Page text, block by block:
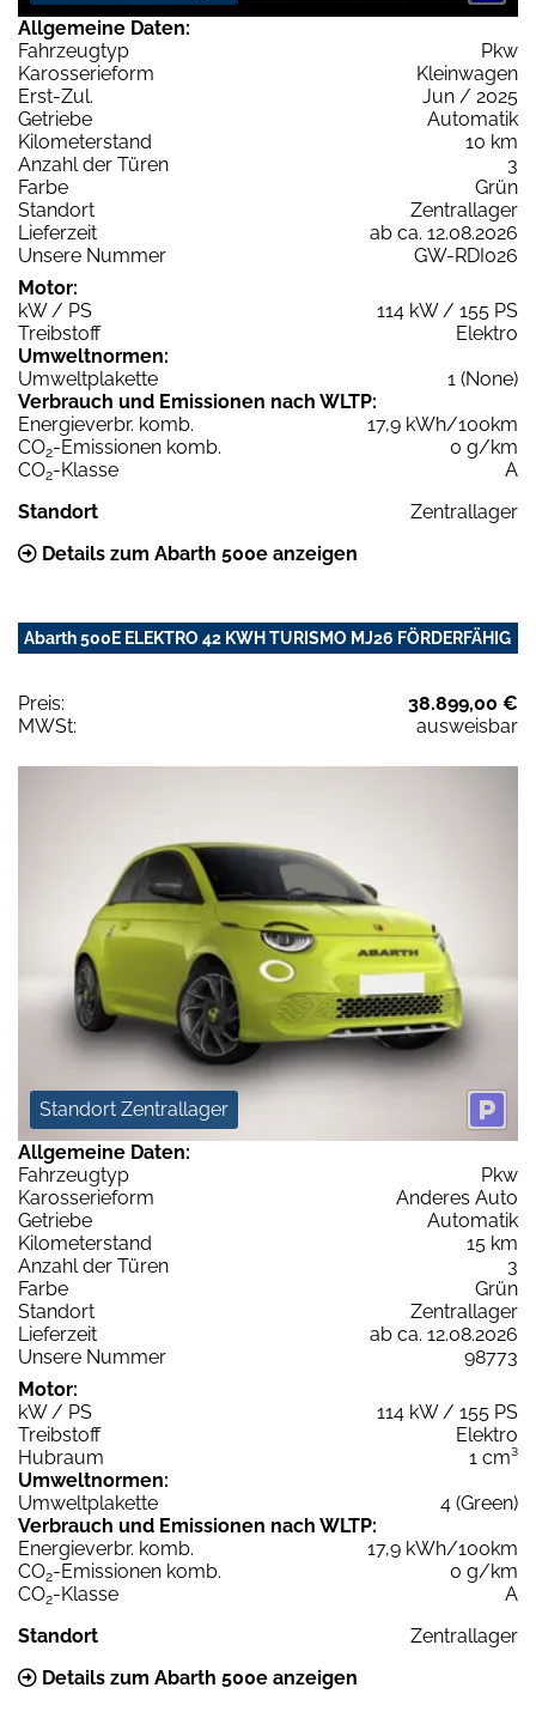
Allgemeine Daten:
Fahrzeugtyp
Pkw
Karosserieform
Kleinwagen
Erst-Zul.
Jun / 2025
Getriebe
Automatik
Kilometerstand
10 km
Anzahl der Türen
3
Farbe
Grün
Standort
Zentrallager
Lieferzeit
ab ca. 12.08.2026
Unsere Nummer
GW-RDI026
Motor:
kW / PS
114 kW / 155 PS
Treibstoff
Elektro
Umweltnormen:
Umweltplakette
1 (None)
Verbrauch und Emissionen nach WLTP:
Energieverbr. komb.
17,9 kWh/100km
CO2-Emissionen komb.
0 g/km
CO2-Klasse
A
Standort
Zentrallager
Details zum Abarth 500e anzeigen
Abarth 500E ELEKTRO 42 KWH TURISMO MJ26 FÖRDERFÄHIG
Preis:
38.899,00 €
MWSt:
ausweisbar
Standort Zentrallager
Allgemeine Daten:
Fahrzeugtyp
Pkw
Karosserieform
Anderes Auto
Getriebe
Automatik
Kilometerstand
15 km
Anzahl der Türen
3
Farbe
Grün
Standort
Zentrallager
Lieferzeit
ab ca. 12.08.2026
Unsere Nummer
98773
Motor:
kW / PS
114 kW / 155 PS
Treibstoff
Elektro
Hubraum
1 cm³
Umweltnormen:
Umweltplakette
4 (Green)
Verbrauch und Emissionen nach WLTP:
Energieverbr. komb.
17,9 kWh/100km
CO2-Emissionen komb.
0 g/km
CO2-Klasse
A
Standort
Zentrallager
Details zum Abarth 500e anzeigen